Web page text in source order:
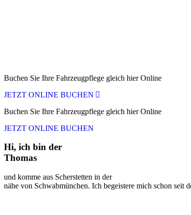
Buchen Sie Ihre Fahrzeugpflege gleich hier Online
JETZT ONLINE BUCHEN
Buchen Sie Ihre Fahrzeugpflege gleich hier Online
JETZT ONLINE BUCHEN
Hi, ich bin der
Thomas
und komme aus Scherstetten in der
nähe von Schwabmünchen. Ich begeistere mich schon seit